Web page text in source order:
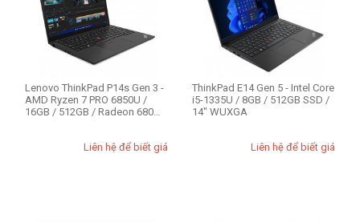
CPU
Intel Core Ultra 5
Intel Core Ultra 7
Lenovo ThinkPad P14s Gen 3 -
AMD Ryzen 7 PRO 6850U /
16GB / 512GB / Radeon 680M
Liên hệ để biết giá
ThinkPad E14 Gen 5 - Intel Core
i5-1335U / 8GB / 512GB SSD /
14" WUXGA
Liên hệ để biết giá